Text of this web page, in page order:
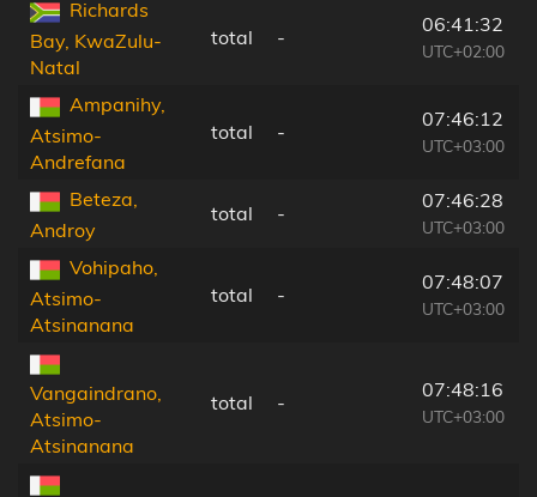
Richards
Bay, KwaZulu-
Natal
total -
06:41:32
UTC+02:00
Ampanihy,
Atsimo-
Andrefana
total -
07:46:12
UTC+03:00
Beteza,
Androy
total -
07:46:28
UTC+03:00
Vohipaho,
Atsimo-
Atsinanana
total -
07:48:07
UTC+03:00
Vangaindrano,
Atsimo-
Atsinanana
total -
07:48:16
UTC+03:00